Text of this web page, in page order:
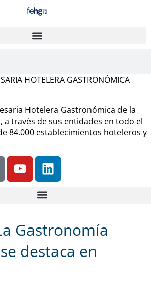
HOTELERA GASTRONÓMICA
Hotelera Gastronómica de la
a través de sus entidades en todo el
84.000 establecimientos hoteleros y
Gastronomía
destaca en